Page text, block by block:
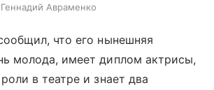
Авраменко
что его нынешняя
молода, имеет диплом актрисы,
в театре и знает два